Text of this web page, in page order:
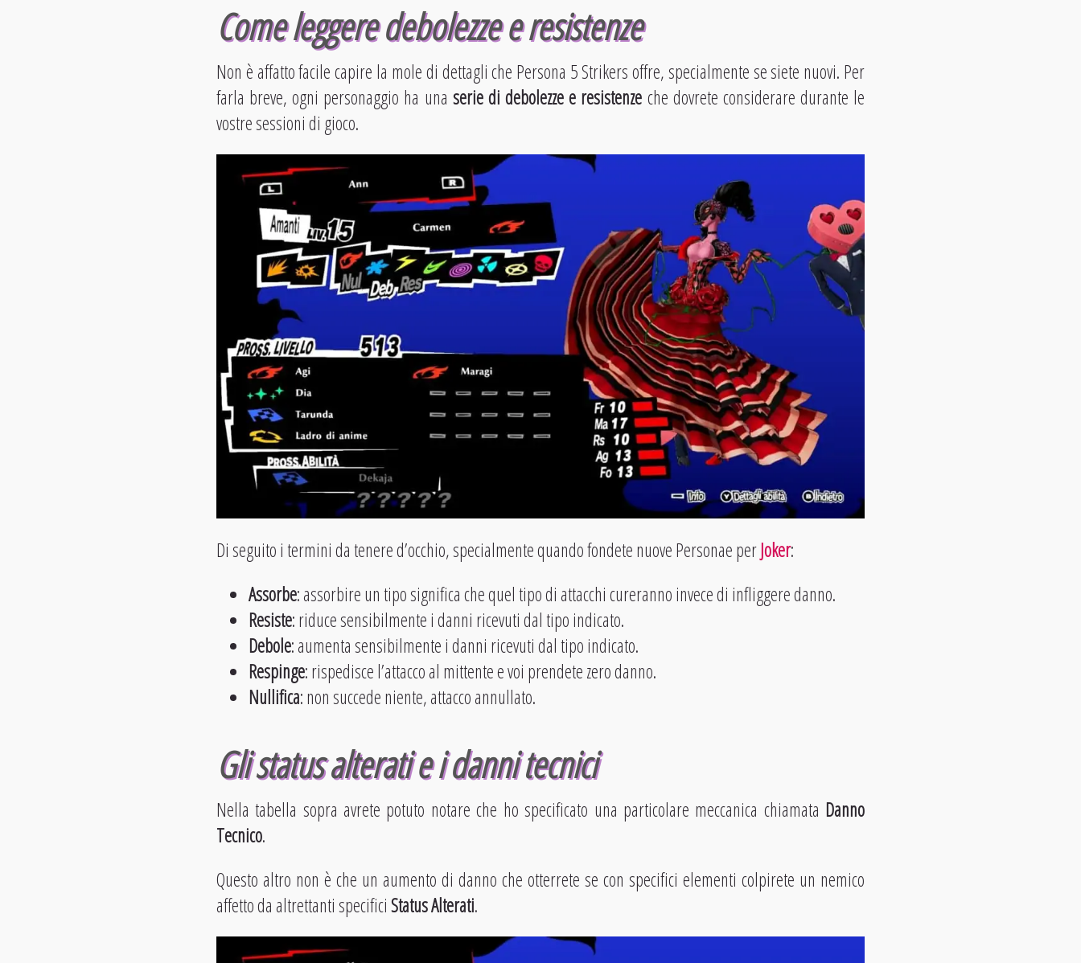
Come leggere debolezze e resistenze
Non è affatto facile capire la mole di dettagli che Persona 5 Strikers offre, specialmente se siete nuovi. Per
farla breve, ogni personaggio ha una serie di debolezze e resistenze che dovrete considerare durante le
vostre sessioni di gioco.
Di seguito i termini da tenere d’occhio, specialmente quando fondete nuove Personae perJoker:
Assorbe: assorbire un tipo significa che quel tipo di attacchi cureranno invece di infliggere danno.
Resiste: riduce sensibilmente i danni ricevuti dal tipo indicato.
Debole: aumenta sensibilmente i danni ricevuti dal tipo indicato.
Respinge: rispedisce l’attacco al mittente e voi prendete zero danno.
Nullifica: non succede niente, attacco annullato.
Gli status alterati e i danni tecnici
Nella tabella sopra avrete potuto notare che ho specificato una particolare meccanica chiamata Danno
Tecnico.
Questo altro non è che un aumento di danno che otterrete se con specifici elementi colpirete un nemico
affetto da altrettanti specificiStatus Alterati.